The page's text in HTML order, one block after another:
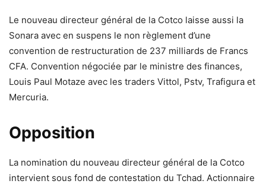
Le nouveau directeur général de la Cotco laisse aussi la
Sonara avec en suspens le non règlement d’une
convention de restructuration de 237 milliards de Francs
CFA. Convention négociée par le ministre des finances,
Louis Paul Motaze avec les traders Vittol, Pstv, Trafigura et
Mercuria.
Opposition
La nomination du nouveau directeur général de la Cotco
intervient sous fond de contestation du Tchad. Actionnaire